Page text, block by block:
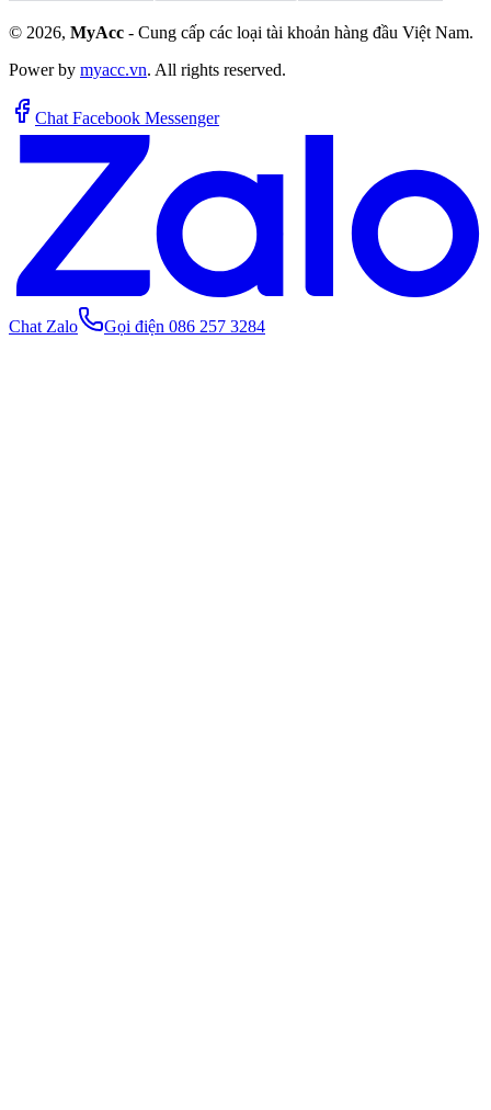
© 2026, MyAcc - Cung cấp các loại tài khoản hàng đầu Việt Nam.
Power by myacc.vn. All rights reserved.
Chat Facebook Messenger
Chat Zalo Gọi điện 086 257 3284